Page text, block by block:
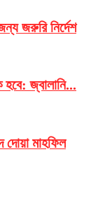
জরুরি নির্দেশ
হবে: জ্বালানি...
দোয়া মাহফিল